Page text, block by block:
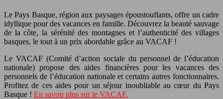
Le Pays Basque, région aux paysages époustouflants, offre un cadre
idyllique pour des vacances en famille. Découvrez la beauté sauvage
de la côte, la sérénité des montagnes et l’authenticité des villages
basques, le tout à un prix abordable grâce au VACAF !
Le VACAF (Comité d’action sociale du personnel de l’éducation
nationale) propose des aides financières pour les vacances des
personnels de l’éducation nationale et certains autres fonctionnaires.
Profitez de ces aides pour un séjour inoubliable au cœur du Pays
Basque ! En savoir plus sur le VACAF.